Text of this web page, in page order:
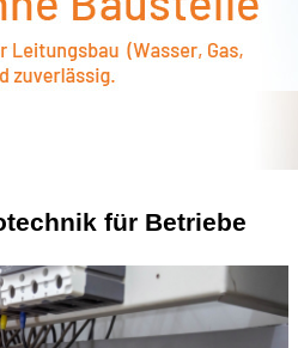
für Betriebe